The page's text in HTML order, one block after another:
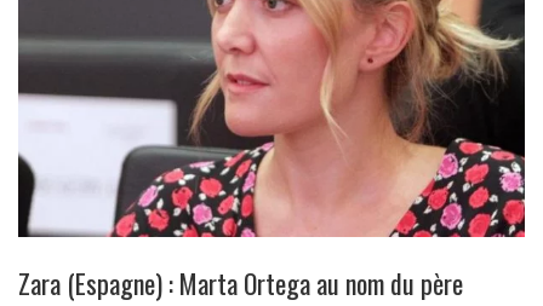
Zara (Espagne) : Marta Ortega au nom du père